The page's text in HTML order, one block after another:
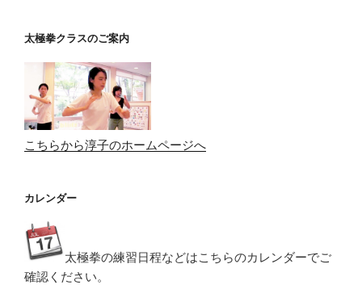
ー
ョ
ン
太極拳クラスのご案内
こちらから淳子のホームページへ
カレンダー
太極拳の練習日程などはこちらのカレンダーでご
確認ください。